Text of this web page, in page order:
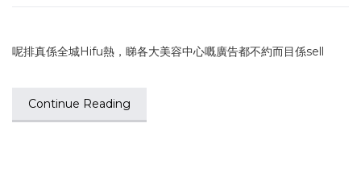
呢排真係全城Hifu熱，睇各大美容中心嘅廣告都不約而目係sell
Continue Reading